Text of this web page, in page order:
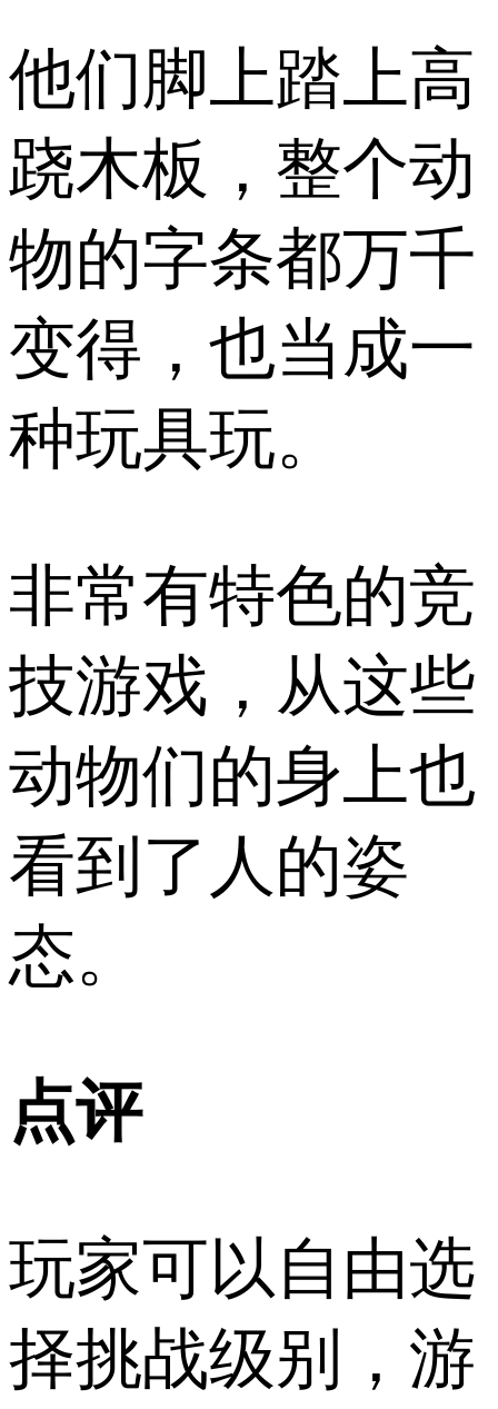
他们脚上踏上高
跷木板，整个动
物的字条都万千
变得，也当成一
种玩具玩。
非常有特色的竞
技游戏，从这些
动物们的身上也
看到了人的姿
态。
点评
玩家可以自由选
择挑战级别，游